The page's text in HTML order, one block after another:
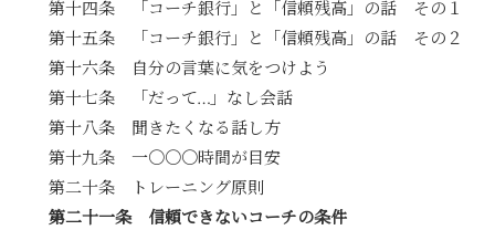
第十四条 「コーチ銀行」と「信頼残高」の話 その１
第十五条 「コーチ銀行」と「信頼残高」の話 その２
第十六条 自分の言葉に気をつけよう
第十七条 「だって…」なし会話
第十八条 聞きたくなる話し方
第十九条 一〇〇〇時間が目安
第二十条 トレーニング原則
第二十一条 信頼できないコーチの条件